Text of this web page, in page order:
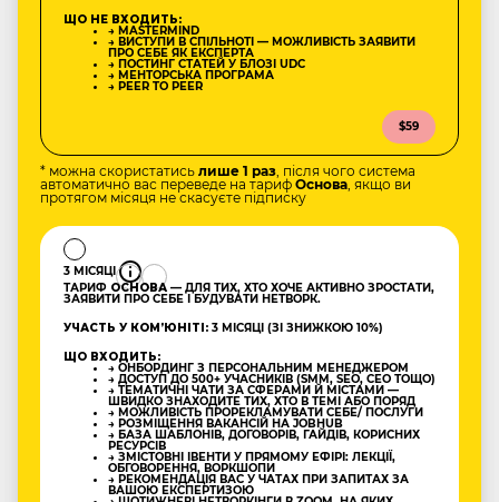
ЩО НЕ ВХОДИТЬ:
→ MASTERMIND
→ ВИСТУПИ В СПІЛЬНОТІ — МОЖЛИВІСТЬ ЗАЯВИТИ
ПРО СЕБЕ ЯК ЕКСПЕРТА
→ ПОСТИНГ СТАТЕЙ У БЛОЗІ UDC
→ МЕНТОРСЬКА ПРОГРАМА
→ PEER TO PEER
$59
* можна скористатись лише 1 раз, після чого система
автоматично вас переведе на тариф Основа, якщо ви
протягом місяця не скасуєте підписку
3 МІСЯЦІ
ТАРИФ ОСНОВА — ДЛЯ ТИХ, ХТО ХОЧЕ АКТИВНО ЗРОСТАТИ,
ЗАЯВИТИ ПРО СЕБЕ І БУДУВАТИ НЕТВОРК.
УЧАСТЬ У КОМʼЮНІТІ: 3 МІСЯЦІ (ЗІ ЗНИЖКОЮ 10%)
ЩО ВХОДИТЬ:
→ ОНБОРДИНГ З ПЕРСОНАЛЬНИМ МЕНЕДЖЕРОМ
→ ДОСТУП ДО 500+ УЧАСНИКІВ (SMM, SEO, CEO ТОЩО)
→ ТЕМАТИЧНІ ЧАТИ ЗА СФЕРАМИ Й МІСТАМИ —
ШВИДКО ЗНАХОДИТЕ ТИХ, ХТО В ТЕМІ АБО ПОРЯД
→ МОЖЛИВІСТЬ ПРОРЕКЛАМУВАТИ СЕБЕ/ ПОСЛУГИ
→ РОЗМІЩЕННЯ ВАКАНСІЙ НА JOBHUB
→ БАЗА ШАБЛОНІВ, ДОГОВОРІВ, ГАЙДІВ, КОРИСНИХ
РЕСУРСІВ
→ ЗМІСТОВНІ ІВЕНТИ У ПРЯМОМУ ЕФІРІ: ЛЕКЦІЇ,
ОБГОВОРЕННЯ, ВОРКШОПИ
→ РЕКОМЕНДАЦІЯ ВАС У ЧАТАХ ПРИ ЗАПИТАХ ЗА
ВАШОЮ ЕКСПЕРТИЗОЮ